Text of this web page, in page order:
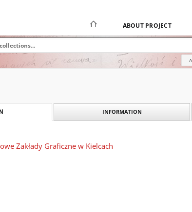
ABOUT PROJECT
INFORMATION
Zakłady Graficzne w Kielcach